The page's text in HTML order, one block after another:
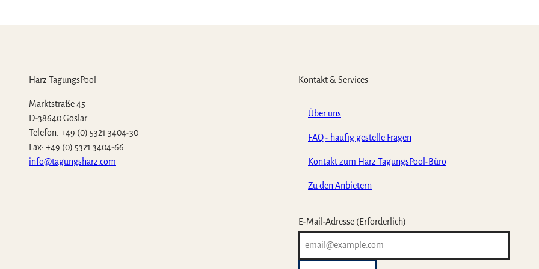
Harz TagungsPool
Marktstraße 45
D-38640 Goslar
Telefon: +49 (0) 5321 3404-30
Fax: +49 (0) 5321 3404-66
info@tagungsharz.com
Kontakt & Services
Über uns
FAQ - häufig gestelle Fragen
Kontakt zum Harz TagungsPool-Büro
Zu den Anbietern
E-Mail-Adresse (Erforderlich)